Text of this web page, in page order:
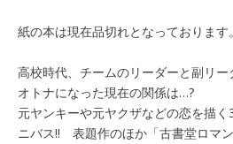
紙の本は現在品切れとなっております。
高校時代、チームのリーダーと副リー
オトナになった現在の関係は…?
元ヤンキーや元ヤクザなどの恋を描
ニバス!! 表題作のほか「古書堂ロマン